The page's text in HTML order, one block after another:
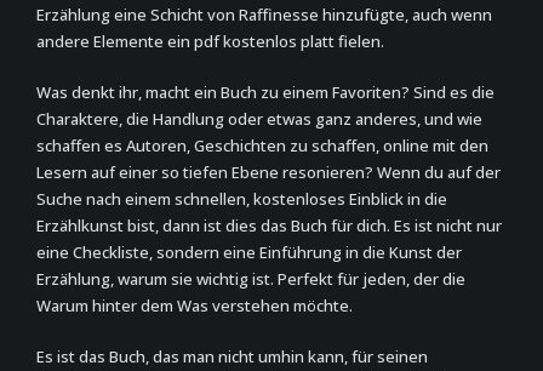
Erzählung eine Schicht von Raffinesse hinzufügte, auch wenn
andere Elemente ein pdf kostenlos platt fielen.
Was denkt ihr, macht ein Buch zu einem Favoriten? Sind es die
Charaktere, die Handlung oder etwas ganz anderes, und wie
schaffen es Autoren, Geschichten zu schaffen, online mit den
Lesern auf einer so tiefen Ebene resonieren? Wenn du auf der
Suche nach einem schnellen, kostenloses Einblick in die
Erzählkunst bist, dann ist dies das Buch für dich. Es ist nicht nur
eine Checkliste, sondern eine Einführung in die Kunst der
Erzählung, warum sie wichtig ist. Perfekt für jeden, der die
Warum hinter dem Was verstehen möchte.
Es ist das Buch, das man nicht umhin kann, für seinen